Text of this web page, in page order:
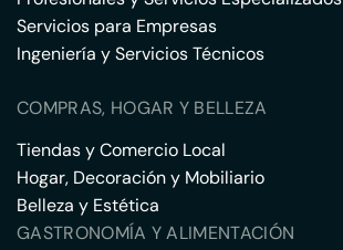
Servicios para Empresas
Ingeniería y Servicios Técnicos
COMPRAS, HOGAR Y BELLEZA
Tiendas y Comercio Local
Hogar, Decoración y Mobiliario
Belleza y Estética
GASTRONOMÍA Y ALIMENTACIÓN